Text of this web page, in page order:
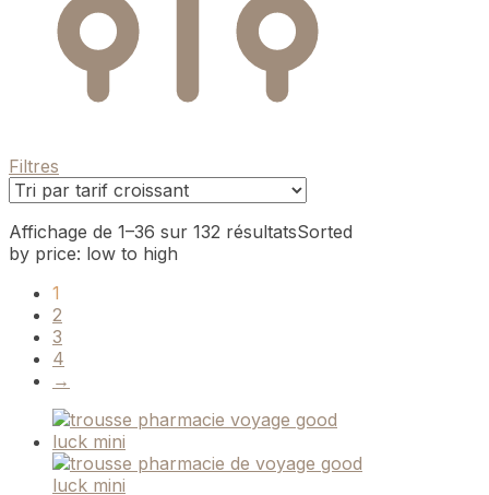
Filtres
Affichage de 1–36 sur 132 résultatsSorted
by price: low to high
1
2
3
4
→